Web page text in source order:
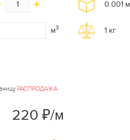
м3
0.001 м
1 кг
РАСПРОДАЖА
220 ₽/м